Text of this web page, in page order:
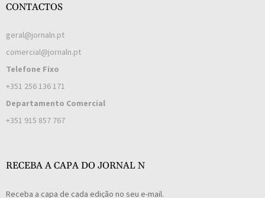
CONTACTOS
geral@jornaln.pt
comercial@jornaln.pt
Telefone Fixo
+351 256 136 171
Departamento Comercial
+351 915 857 767
RECEBA A CAPA DO JORNAL N
Receba a capa de cada edição no seu e-mail.